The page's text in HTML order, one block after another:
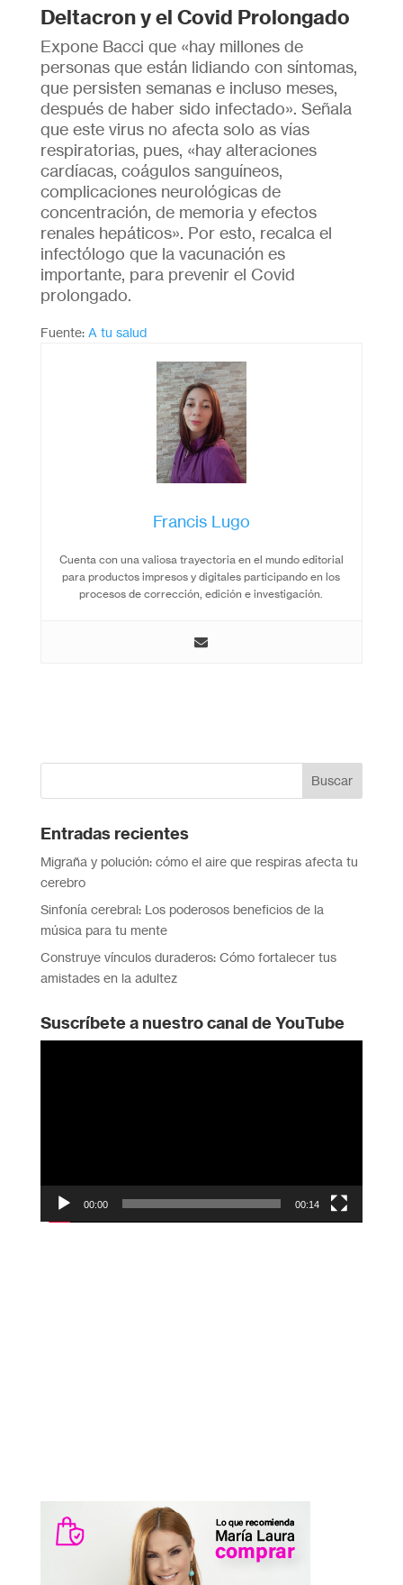
Deltacron y el Covid Prolongado
Expone Bacci que «hay millones de
personas que están lidiando con síntomas,
que persisten semanas e incluso meses,
después de haber sido infectado». Señala
que este virus no afecta solo as vías
respiratorias, pues, «hay alteraciones
cardíacas, coágulos sanguíneos,
complicaciones neurológicas de
concentración, de memoria y efectos
renales hepáticos». Por esto, recalca el
infectólogo que la vacunación es
importante, para prevenir el Covid
prolongado.
Fuente: A tu salud
Francis Lugo
Cuenta con una valiosa trayectoria en el mundo editorial
para productos impresos y digitales participando en los
procesos de corrección, edición e investigación.
Entradas recientes
Migraña y polución: cómo el aire que respiras afecta tu
cerebro
Sinfonía cerebral: Los poderosos beneficios de la
música para tu mente
Construye vínculos duraderos: Cómo fortalecer tus
amistades en la adultez
Suscríbete a nuestro canal de YouTube
00:00 00:14